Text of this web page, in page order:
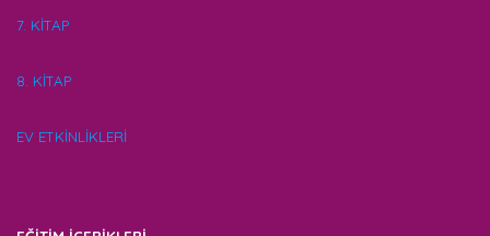
7. KİTAP
8. KİTAP
EV ETKİNLİKLERİ